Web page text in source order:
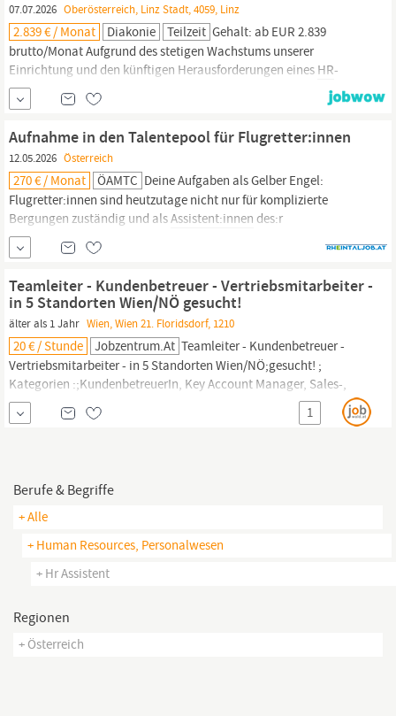
07.07.2026 Oberösterreich, Linz Stadt, 4059, Linz
2.839 € / Monat Diakonie Teilzeit Gehalt: ab EUR 2.839
brutto/Monat Aufgrund des stetigen Wachstums unserer
Einrichtung und den künftigen Herausforderungen eines HR-
Managements 2.0 suchen wir DICH als
zur weiteren
Unterstützung unseres Personalteams in der
Du möchtest mit deinemHR-Wissen nicht nur...
Aufnahme in den Talentepool für Flugretter:innen
12.05.2026 Österreich
270 € / Monat ÖAMTC Deine Aufgaben als Gelber Engel:
Flugretter:innen sind heutzutage nicht nur für komplizierte
Bergungen zuständig und alsAssistent:innen des:r
Notarztes:Notärztin tätig, sondern auch unterstützend an den
fliegerischen Tätigkeiten im Hubschrauber beteiligt. Als so
Medical Service Technical Crew...
Teamleiter - Kundenbetreuer - Vertriebsmitarbeiter -
in 5 Standorten Wien/NÖ gesucht!
älter als 1 Jahr Wien, Wien 21. Floridsdorf, 1210
20 € / Stunde Jobzentrum.at Teamleiter - Kundenbetreuer -
Vertriebsmitarbeiter - in 5 Standorten Wien/NÖ;gesucht! ;
Kategorien :;KundenbetreuerIn, Key Account Manager, Sales-,
VertriebsmitarbeiterIn, Business Development,
-MitarbeiterIn,
SekretärIn,AssistentIn
; WEITERE INFORMATIONEN Gute
1
Berufe & Begriffe
+ Alle
+ Human Resources, Personalwesen
+ Hr Assistent
Regionen
+ Österreich